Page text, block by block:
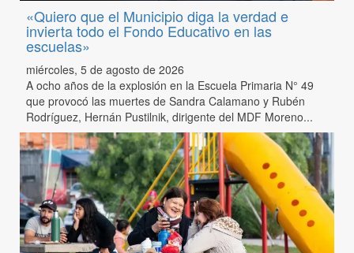
«Quiero que el Municipio diga la verdad e
invierta todo el Fondo Educativo en las
escuelas»
miércoles, 5 de agosto de 2026
A ocho años de la explosión en la Escuela Primaria N° 49
que provocó las muertes de Sandra Calamano y Rubén
Rodríguez, Hernán Pustilnik, dirigente del MDF Moreno...